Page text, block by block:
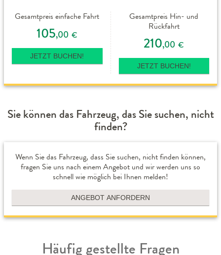
Gesamtpreis einfache Fahrt
105,00 €
JETZT BUCHEN!
Gesamtpreis Hin- und
Rückfahrt
210,00 €
JETZT BUCHEN!
Sie können das Fahrzeug, das Sie suchen, nicht
finden?
Wenn Sie das Fahrzeug, dass Sie suchen, nicht finden können,
fragen Sie uns nach einem Angebot und wir werden uns so
schnell wie möglich bei Ihnen melden!
ANGEBOT ANFORDERN
Häufig gestellte Fragen